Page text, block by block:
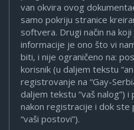
van okvira ovog
samo pokriju stranice
softvera. Drugi način na
informacije je ono što vi
biti, i nije ograničeno na:
korisnik (u daljem tekstu
registrovanje na “Gay-
daljem tekstu “vaš nalog”)
nakon registracije i dok
“vaši postovi”).